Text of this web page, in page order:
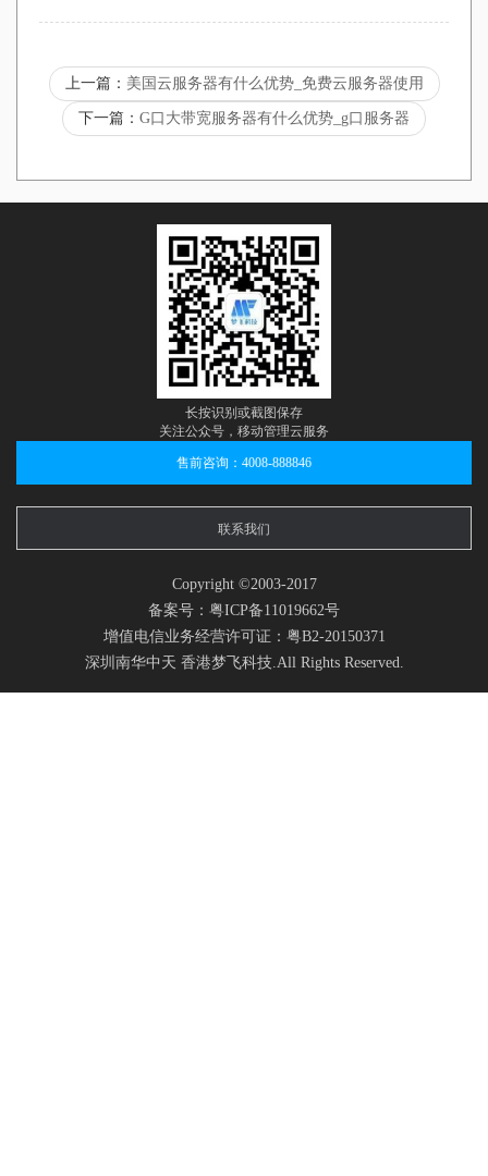
上一篇： 美国云服务器有什么优势_免费云服务器使用
下一篇： G口大带宽服务器有什么优势_g口服务器
长按识别或截图保存
关注公众号，移动管理云服务
售前咨询：4008-888846
联系我们
Copyright ©2003-2017
备案号：粤ICP备11019662号
增值电信业务经营许可证：粤B2-20150371
深圳南华中天 香港梦飞科技.All Rights Reserved.